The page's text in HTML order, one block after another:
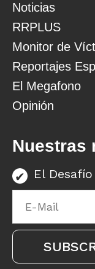
Noticias
RRPLUS
Monitor de
Reportajes
El Megafono
Opinión
Nuestras
El